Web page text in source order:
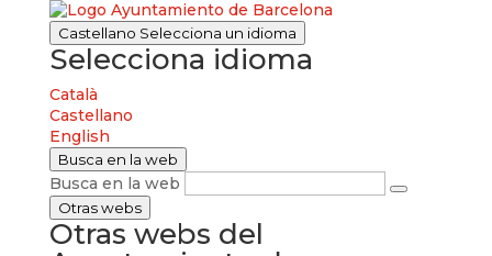
Castellano Selecciona un idioma
Selecciona idioma
Català
Castellano
English
Busca en la web
Busca en la web
Otras webs
Otras webs del